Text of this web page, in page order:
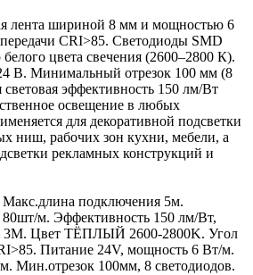
лента шириной 8 мм и мощностью 6
CRI>85. Светодиоды SMD
цвета свечения (2600–2800 К).
В. Минимальный отрезок 100 мм (8
эффективность 150 лм/Вт
освещение в любых
для декоративной подсветки
ниш, рабочих зон кухни, мебели, а
рекламных конструкций и
подключения 5м.
м. Эффективность 150 лм/Вт,
3М. Цвет ТЁПЛЫЙ 2600-2800K. Угол
Питание 24V, мощность 6 Вт/м.
Мин.отрезок 100мм, 8 светодиодов.